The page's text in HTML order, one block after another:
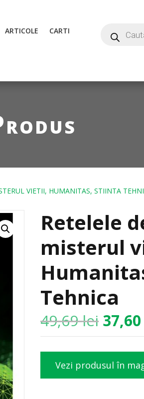
ARTICOLE CARTI
VIETII, HUMANITAS, STIINTA
Retelele
misterul
Tehnica
49,69lei
Vezi produsul în